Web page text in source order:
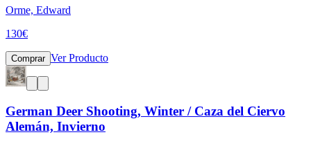
Orme, Edward
130€
Comprar Ver Producto
German Deer Shooting, Winter / Caza del Ciervo
Alemán, Invierno